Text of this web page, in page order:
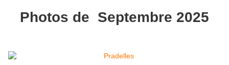
Photos de Septembre 2025